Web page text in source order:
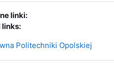
linki:
links: